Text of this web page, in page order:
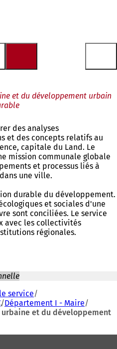
et du développement urbain
des analyses
et des concepts relatifs au
capitale du Land. Le
mission communale globale
et processus liés à
une ville.
durable du développement.
et sociales d'une
sont conciliées. Le service
avec les collectivités
régionales.
service
Département I - Maire
et du développement